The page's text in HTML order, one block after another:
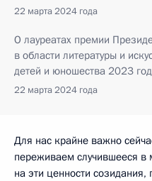
22 марта 2024 года
О лауреатах премии
в области литературы и
детей и юношества 2023
22 марта 2024 года
Для нас крайне важно
переживаем случившееся в
на эти ценности